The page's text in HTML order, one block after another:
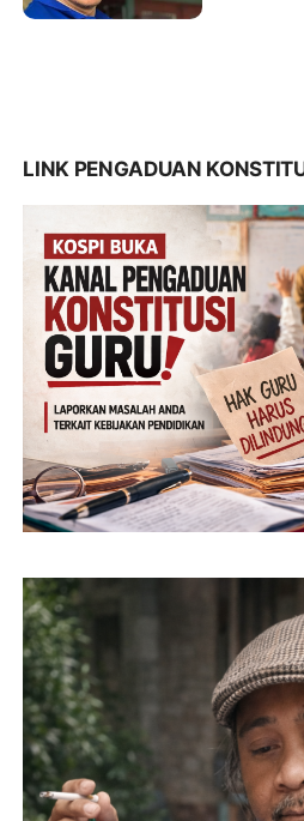
LINK PENGADUAN